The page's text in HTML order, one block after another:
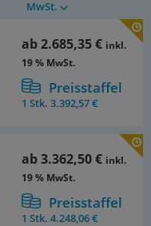
MwSt.
ab2.685,35 € inkl.
19 % MwSt.
Preisstaffel
1 Stk.3.392,57 €
ab3.362,50 € inkl.
19 % MwSt.
Preisstaffel
1 Stk.4.248,06 €